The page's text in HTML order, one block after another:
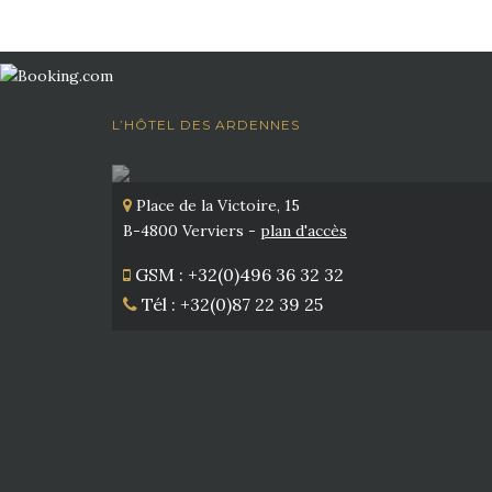
L’HÔTEL DES ARDENNES
Place de la Victoire, 15
B-4800 Verviers - plan d'accès
GSM : +32(0)496 36 32 32
Tél : +32(0)87 22 39 25